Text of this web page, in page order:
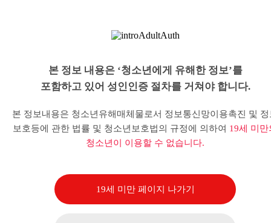
본 정보 내용은 ‘청소년에게 유해한 정보’를
포함하고 있어 성인인증 절차를 거쳐야 합니다.
본 정보내용은 청소년유해매체물로서 정보통신망이용촉진 및 정
보호등에 관한 법률 및 청소년보호법의 규정에 의하여 19세 미만
청소년이 이용할 수 없습니다.
19세 미만 페이지 나가기